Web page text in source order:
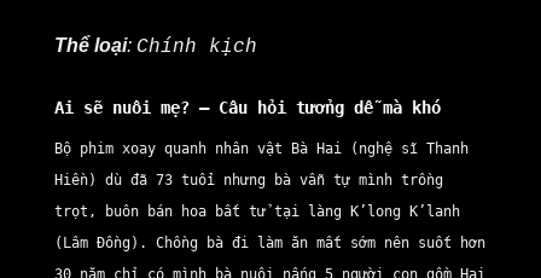
Thể loại: Chính kịch
Ai sẽ nuôi mẹ? – Câu hỏi tưởng dễ mà khó
Bộ phim xoay quanh nhân vật Bà Hai (nghệ sĩ Thanh
Hiền) dù đã 73 tuổi nhưng bà vẫn tự mình trồng
trọt, buôn bán hoa bất tử tại làng K’long K’lanh
(Lâm Đồng). Chồng bà đi làm ăn mất sớm nên suốt hơn